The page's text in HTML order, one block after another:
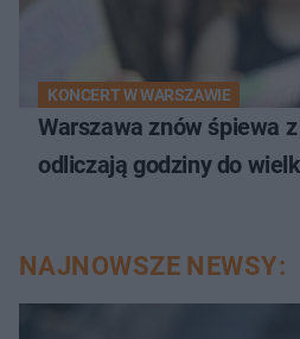
KONCERT W WARSZAWIE
Warszawa znów śpiewa
odliczają godziny do
NAJNOWSZE NEWSY: